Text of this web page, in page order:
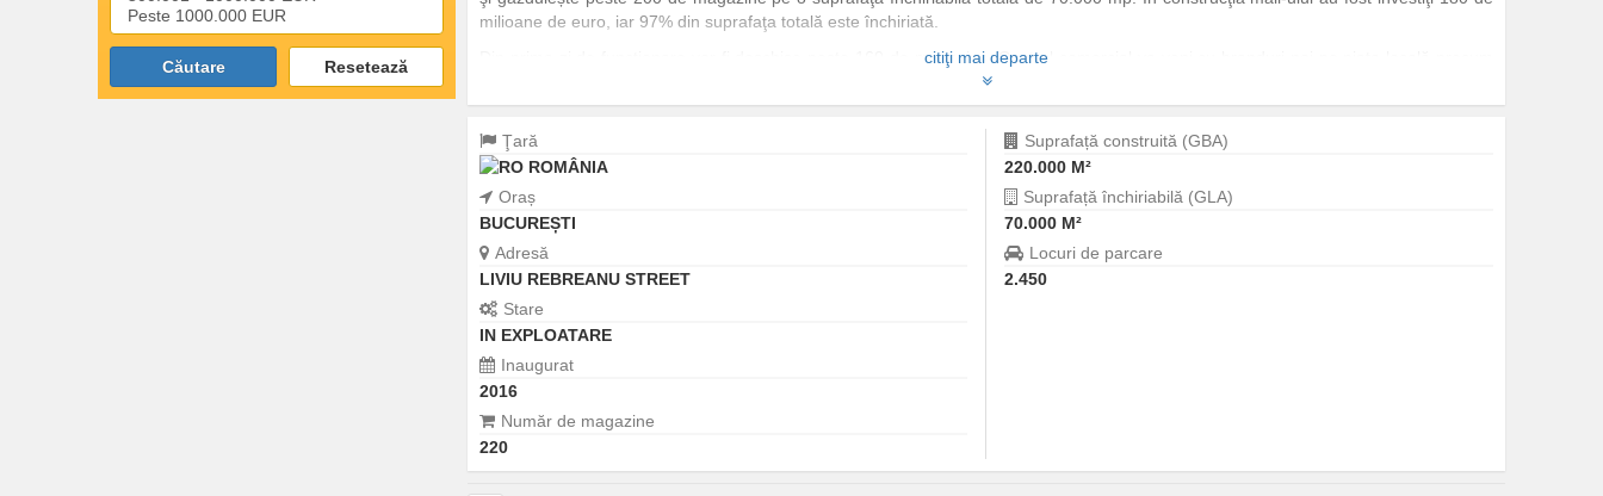
milioane de euro, iar 97% din suprafaţa totală este închiriată.
Din prima zi de funcționare vor fi deschise peste 160 de magazine. Centrul comercial va veni cu branduri noi pe piaţa locală precum
Forever 21, Play Park, Lanidor, Lynne, sau 4F, dar şi marii jucători de pe piaţă
citiţi mai departe
Ţară
ROMÂNIA
Oraș
BUCUREȘTI
Adresă
LIVIU REBREANU STREET
Stare
IN EXPLOATARE
Inaugurat
2016
Număr de magazine
220
Suprafață construită (GBA)
220.000 M²
Suprafață închiriabilă (GLA)
70.000 M²
Locuri de parcare
2.450
Căutare Resetează